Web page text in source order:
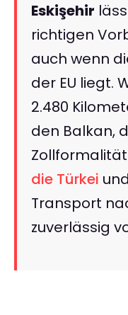
Eskişehir
richtigen
auch wenn
der EU liegt.
2.480
den Balkan,
die Türkei
Transport
zuverlässig